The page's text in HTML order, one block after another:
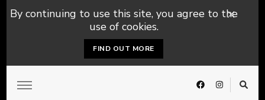
By continuing to use this site, you agree to the
use of cookies.
FIND OUT MORE